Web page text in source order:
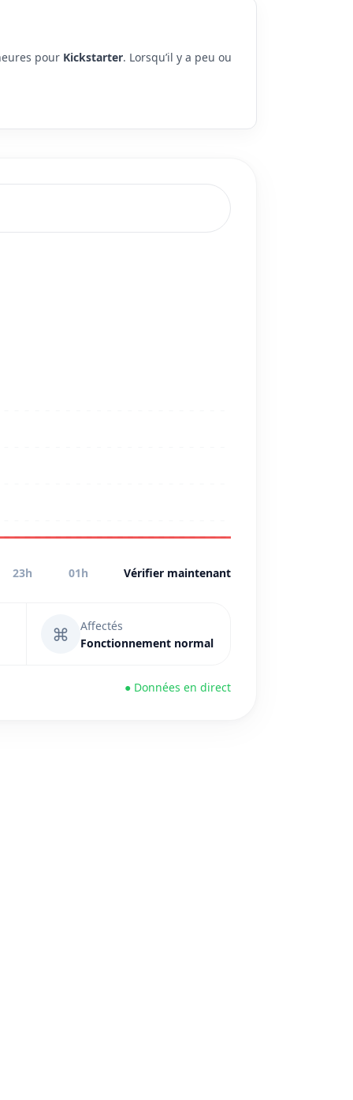
pour Kickstarter. Lorsqu’il y a peu ou
23h 01h Vérifier maintenant
⌘
Affectés
Fonctionnement normal
● Données en direct